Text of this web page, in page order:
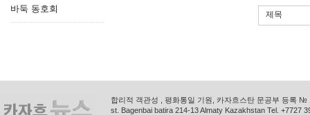
바둑 동호회
제목
합리적 객관성 , 평화통일 기원, 카자흐스탄 문공부 등록
st. Bagenbai batira 214-13 Almaty Kazakhstan Tel. +7727